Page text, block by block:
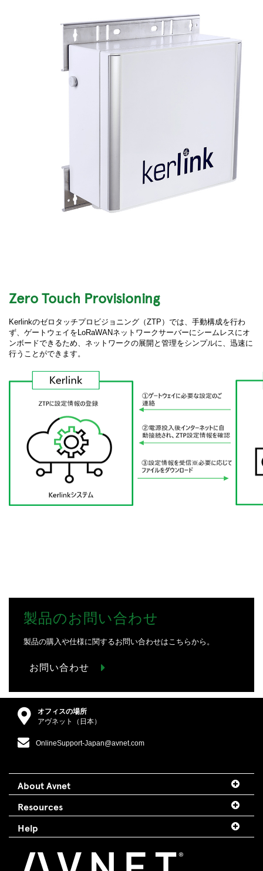
Zero Touch Provisioning
Kerlinkのゼロタッチプロビジョニング（ZTP）では、手動構成を行わ
ず、ゲートウェイをLoRaWANネットワークサーバーにシームレスにオ
ンボードできるため、ネットワークの展開と管理をシンプルに、迅速に
行うことができます。
製品のお問い合わせ
製品の購入や仕様に関するお問い合わせはこちらから。
お問い合わせ
オフィスの場所
アヴネット（日本）
OnlineSupport-Japan@avnet.com
About Avnet
Resources
Help